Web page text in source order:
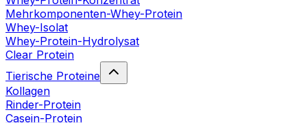
Mehrkomponenten-Whey-Protein
Whey-Isolat
Whey-Protein-Hydrolysat
Clear Protein
Tierische Proteine
Kollagen
Rinder-Protein
Casein-Protein